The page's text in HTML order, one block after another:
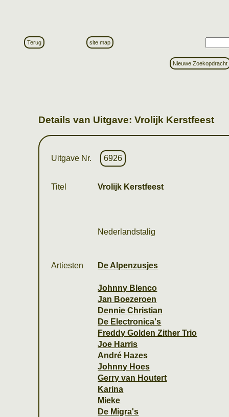
Terug site map
Nieuwe Zoekopdracht
Details van Uitgave: Vrolijk Kerstfeest
Uitgave Nr. 6926
Titel Vrolijk Kerstfeest
Nederlandstalig
Artiesten De Alpenzusjes
Johnny Blenco
Jan Boezeroen
Dennie Christian
De Electronica's
Freddy Golden Zither Trio
Joe Harris
André Hazes
Johnny Hoes
Gerry van Houtert
Karina
Mieke
De Migra's